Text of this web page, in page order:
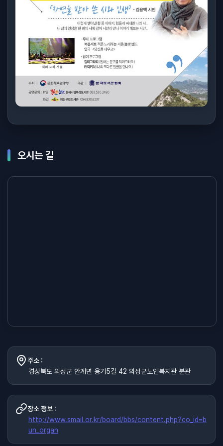
오시는 길
주소 :
경상북도 의성군 안계면 용기5길 42 의성군노인복지관 분관
장소 정보 :
http://www.smail.or.kr/board/bbs/content.php?co_id=b
un_organ